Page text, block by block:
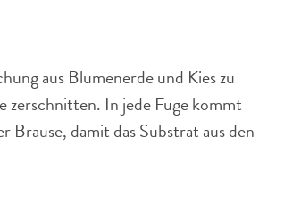
aus Blumenerde und Kies zu
zerschnitten. In jede Fuge kommt
Brause, damit das Substrat aus den